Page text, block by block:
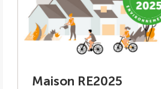
Maison RE2025